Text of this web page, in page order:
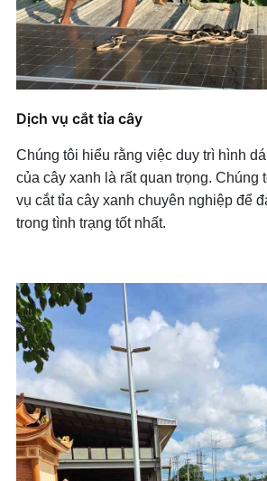
Dịch vụ cắt tỉa cây
Chúng tôi hiểu rằng việc duy trì hình
của cây xanh là rất quan trọng. Chúng
vụ cắt tỉa cây xanh chuyên nghiệp để
trong tình trạng tốt nhất.